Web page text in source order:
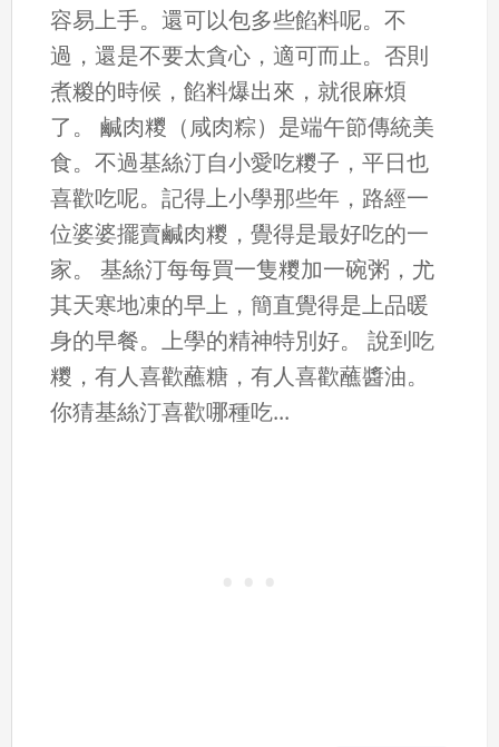
容易上手。還可以包多些餡料呢。不
過，還是不要太貪心，適可而止。否則
煮糉的時候，餡料爆出來，就很麻煩
了。 鹹肉糭（咸肉粽）是端午節傳統美
食。不過基絲汀自小愛吃糭子，平日也
喜歡吃呢。記得上小學那些年，路經一
位婆婆擺賣鹹肉糭，覺得是最好吃的一
家。 基絲汀每每買一隻糭加一碗粥，尤
其天寒地凍的早上，簡直覺得是上品暖
身的早餐。上學的精神特別好。 說到吃
糭，有人喜歡蘸糖，有人喜歡蘸醬油。
你猜基絲汀喜歡哪種吃...